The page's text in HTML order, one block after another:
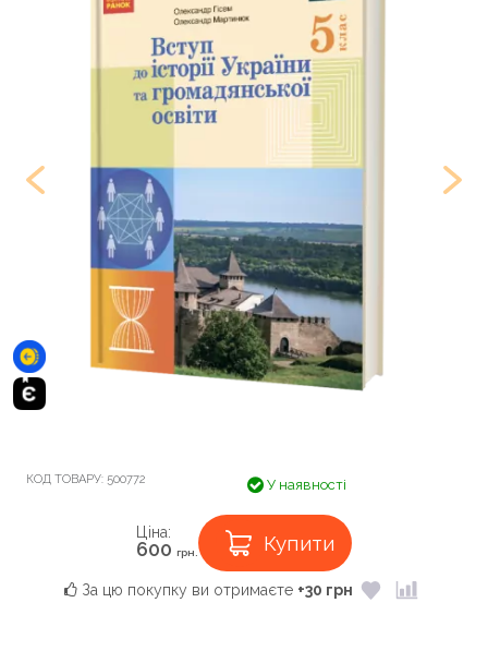
КОД ТОВАРУ: 500772 У наявності
Ціна:
600 грн. Купити
За цю покупку ви отримаєте +30 грн